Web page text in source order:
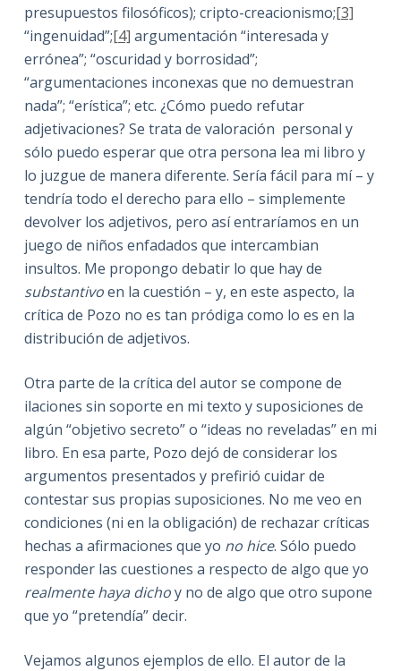
presupuestos filosóficos); cripto-creacionismo;[3]
“ingenuidad”;[4] argumentación “interesada y
errónea”; “oscuridad y borrosidad”;
“argumentaciones inconexas que no demuestran
nada”; “erística”; etc. ¿Cómo puedo refutar
adjetivaciones? Se trata de valoración personal y
sólo puedo esperar que otra persona lea mi libro y
lo juzgue de manera diferente. Sería fácil para mí – y
tendría todo el derecho para ello – simplemente
devolver los adjetivos, pero así entraríamos en un
juego de niños enfadados que intercambian
insultos. Me propongo debatir lo que hay de
substantivoen la cuestión – y, en este aspecto, la
crítica de Pozo no es tan pródiga como lo es en la
distribución de adjetivos.
Otra parte de la crítica del autor se compone de
ilaciones sin soporte en mi texto y suposiciones de
algún “objetivo secreto” o “ideas no reveladas” en mi
libro. En esa parte, Pozo dejó de considerar los
argumentos presentados y prefirió cuidar de
contestar sus propias suposiciones. No me veo en
condiciones (ni en la obligación) de rechazar críticas
hechas a afirmaciones que yo no hice. Sólo puedo
responder las cuestiones a respecto de algo que yo
realmente haya dichoy no de algo que otro supone
que yo “pretendía” decir.
Vejamos algunos ejemplos de ello. El autor de la